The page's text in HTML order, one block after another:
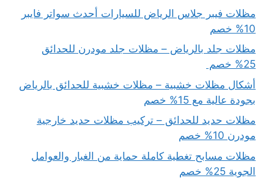
مظلات فيبر جلاس الرياض للسيارات أحدث سواتر فايبر
10% خصم
مظلات جلد بالرياض – مظلات جلد مودرن للحدائق
25% خصم
أشكال مظلات خشبية – مظلات خشبية للحدائق بالرياض
بجودة عالية مع 15% خصم
مظلات حديد للحدائق – تركيب مظلات حديد خارجية
مودرن 10% خصم
مظلات مسابح تغطية كاملة حماية من الغبار والعوامل
الجوية 25% خصم